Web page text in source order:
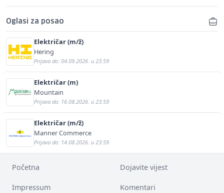
Oglasi za posao
Električar (m/ž)
Hering
Prijava do: 04.09.2026. u 23:59
Električar (m)
Mountain
Prijava do: 16.08.2026. u 23:59
Električar (m/ž)
Manner Commerce
Prijava do: 14.08.2026. u 23:59
Početna Dojavite vijest
Impressum Komentari